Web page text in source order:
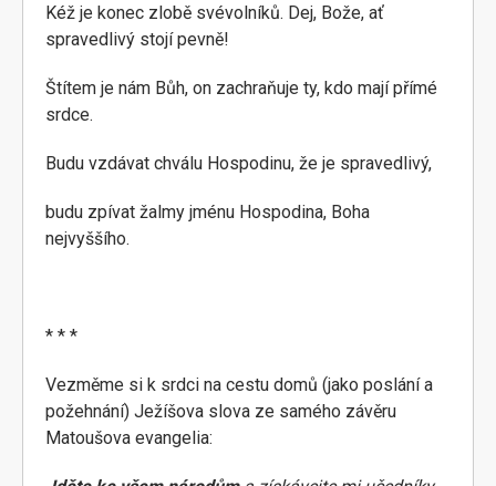
Kéž je konec zlobě svévolníků. Dej, Bože, ať
spravedlivý stojí pevně!
Štítem je nám Bůh, on zachraňuje ty, kdo mají přímé
srdce.
Budu vzdávat chválu Hospodinu, že je spravedlivý,
budu zpívat žalmy jménu Hospodina, Boha
nejvyššího.
* * *
Vezměme si k srdci na cestu domů (jako poslání a
požehnání) Ježíšova slova ze samého závěru
Matoušova evangelia: